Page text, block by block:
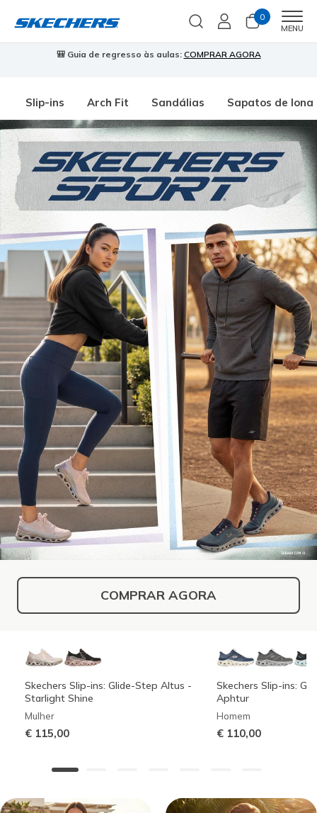
0
MENU
🎒 Guia de regresso às aulas: COMPRAR AGORA
Slip-ins Arch Fit Sandálias Sapatos de lona
COMPRAR AGORA
Skechers Slip-ins: Glide-Step Altus -
Starlight Shine
Mulher
€ 115,00
Skechers Slip-ins:
Aphtur
Homem
€ 110,00